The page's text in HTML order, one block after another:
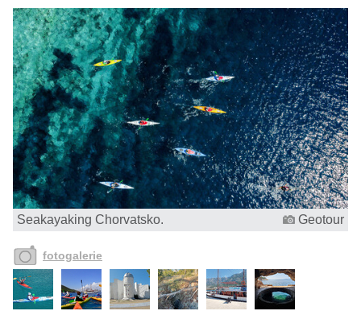
Seakayaking Chorvatsko. Geotour
fotogalerie